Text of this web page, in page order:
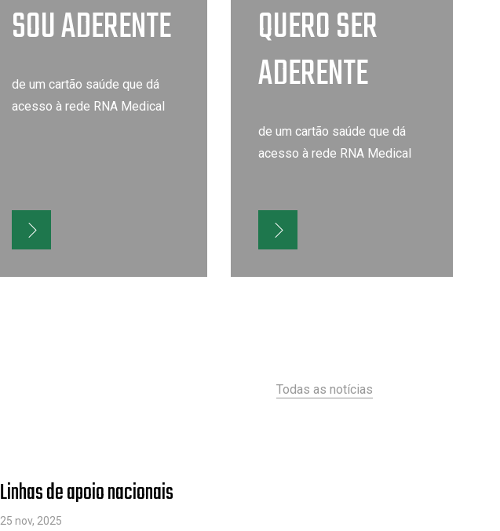
SOU ADERENTE
de um cartão saúde que dá
acesso à rede RNA Medical
QUERO SER
ADERENTE
de um cartão saúde que dá
acesso à rede RNA Medical
Todas as notícias
Linhas de apoio nacionais
25 nov, 2025